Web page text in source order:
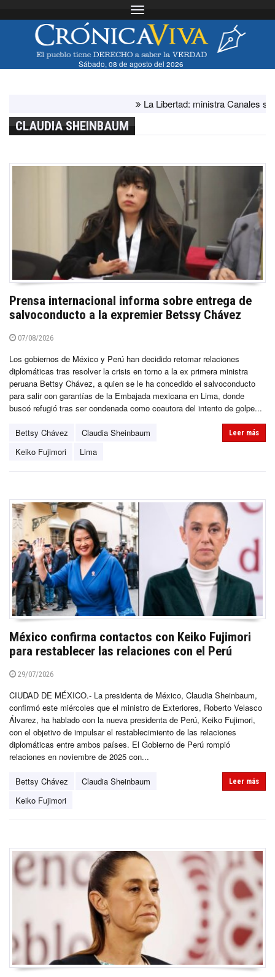
Toggle navigation
Sábado, 08 de agosto del 2026
La Libertad: ministra Canales
CLAUDIA SHEINBAUM
Prensa internacional informa sobre entrega de
salvoconducto a la expremier Betssy Chávez
07/08/2026
Los gobiernos de México y Perú han decidido retomar relaciones
diplomáticas tras resolver la crisis en torno a la ex primera ministra
peruana Bettsy Chávez, a quien se le ha concedido el salvoconducto
para salir con garantías de la Embajada mexicana en Lima, donde
buscó refugió tras ser condenada como coautora del intento de golpe...
Bettsy Chávez
Claudia Sheinbaum
Keiko Fujimori
Lima
Leer más
México confirma contactos con Keiko Fujimori
para restablecer las relaciones con el Perú
29/07/2026
CIUDAD DE MÉXICO.- La presidenta de México, Claudia Sheinbaum,
confirmó este miércoles que el ministro de Exteriores, Roberto Velasco
Álvarez, ha hablado con la nueva presidenta de Perú, Keiko Fujimori,
con el objetivo de impulsar el restablecimiento de las relaciones
diplomáticas entre ambos países. El Gobierno de Perú rompió
relaciones en noviembre de 2025 con...
Bettsy Chávez
Claudia Sheinbaum
Keiko Fujimori
Leer más